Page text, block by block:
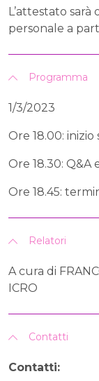
L’attestato
personale a
Programma
1/3/2023
Ore 18.00: inizio
Ore 18.30: Q&A
Ore 18.45:
Relatori
A cura di
ICRO
Contatti
Contatti: